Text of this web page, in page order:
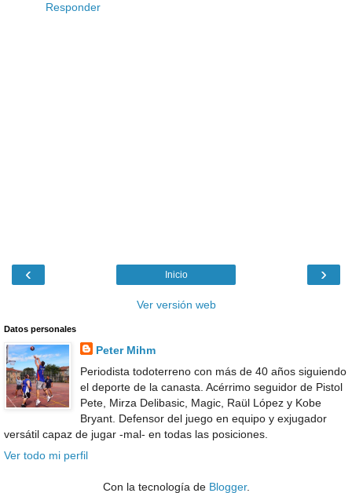
Responder
‹ ›
Inicio
Ver versión web
Datos personales
Peter Mihm
Periodista todoterreno con más de 40 años siguiendo
el deporte de la canasta. Acérrimo seguidor de Pistol
Pete, Mirza Delibasic, Magic, Raül López y Kobe
Bryant. Defensor del juego en equipo y exjugador
versátil capaz de jugar -mal- en todas las posiciones.
Ver todo mi perfil
Con la tecnología de Blogger.